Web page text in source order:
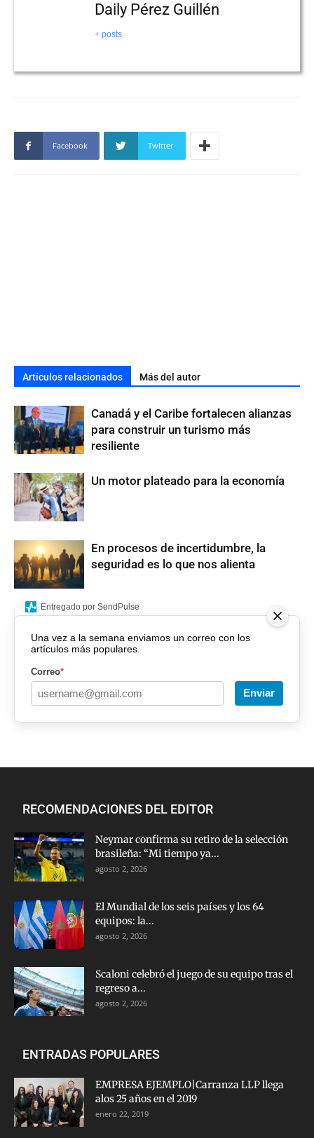
Daily Pérez Guillén
+ posts
Facebook Twitter
Artículos relacionados Más del autor
Canadá y el Caribe fortalecen alianzas
para construir un turismo más
resiliente
Un motor plateado para la economía
En procesos de incertidumbre, la
seguridad es lo que nos alienta
Una vez a la semana enviamos un correo con los
artículos más populares.
Correo*
Enviar
Entregado por SendPulse
RECOMENDACIONES DEL EDITOR
Neymar confirma su retiro de la selección
brasileña: “Mi tiempo ya...
agosto 2, 2026
El Mundial de los seis países y los 64
equipos: la...
agosto 2, 2026
Scaloni celebró el juego de su equipo tras el
regreso a...
agosto 2, 2026
ENTRADAS POPULARES
EMPRESA EJEMPLO|Carranza LLP llega
alos 25 años en el 2019
enero 22, 2019